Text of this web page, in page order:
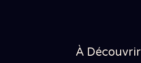
À Découvrir